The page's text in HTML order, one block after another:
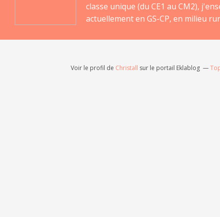
classe unique (du CE1 au CM2),
actuellement en GS-CP, en milieu
Voir le profil de Christall sur le portail Eklablog